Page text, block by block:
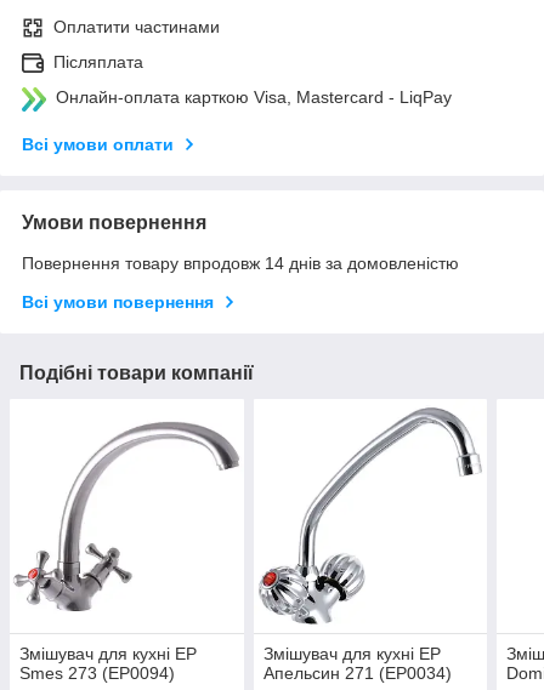
Оплатити частинами
Післяплата
Онлайн-оплата карткою Visa, Mastercard - LiqPay
Всі умови оплати
Умови повернення
Повернення товару впродовж 14 днів за домовленістю
Всі умови повернення
Подібні товари компанії
Змішувач для кухні EP
Smes 273 (EP0094)
Змішувач для кухні EP
Апельсин 271 (EP0034)